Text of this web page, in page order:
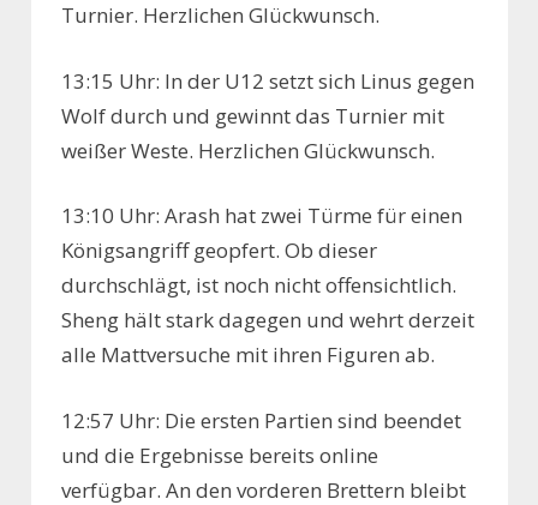
Turnier. Herzlichen Glückwunsch.
13:15 Uhr: In der U12 setzt sich Linus gegen
Wolf durch und gewinnt das Turnier mit
weißer Weste. Herzlichen Glückwunsch.
13:10 Uhr: Arash hat zwei Türme für einen
Königsangriff geopfert. Ob dieser
durchschlägt, ist noch nicht offensichtlich.
Sheng hält stark dagegen und wehrt derzeit
alle Mattversuche mit ihren Figuren ab.
12:57 Uhr: Die ersten Partien sind beendet
und die Ergebnisse bereits online
verfügbar. An den vorderen Brettern bleibt